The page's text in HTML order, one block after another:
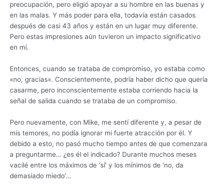
preocupación, pero eligió apoyar a su hombre en las buenas y
en las malas. Y más poder para ella, todavía están casados ​​
después de casi 43 años y están en un lugar muy diferente.
Pero estas impresiones aún tuvieron un impacto significativo
en mí.
Entonces, cuando se trataba de compromiso, yo estaba como
«no, gracias». Conscientemente, podría haber dicho que quería
casarme, pero inconscientemente estaba corriendo hacia la
señal de salida cuando se trataba de un compromiso.
Pero nuevamente, con Mike, me sentí diferente y, a pesar de
mis temores, no podía ignorar mi fuerte atracción por él. Y
debido a esto, no pasó mucho tiempo antes de que comenzara
a preguntarme… ¿es él el indicado? Durante muchos meses
vacilé entre los máximos de ‘sí’ y los mínimos de ‘no, da
demasiado miedo’…